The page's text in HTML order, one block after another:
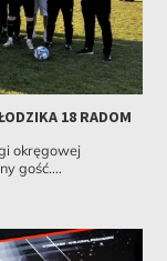
18 RADOM
okręgowej
gość....